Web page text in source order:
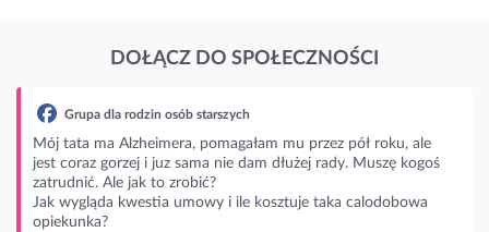
DOŁĄCZ DO SPOŁECZNOŚCI
Grupa dla rodzin osób starszych
Mój tata ma Alzheimera, pomagałam mu przez pół roku, ale
jest coraz gorzej i juz sama nie dam dłużej rady. Muszę kogoś
zatrudnić. Ale jak to zrobić?
Jak wygląda kwestia umowy i ile kosztuje taka calodobowa
opiekunka?